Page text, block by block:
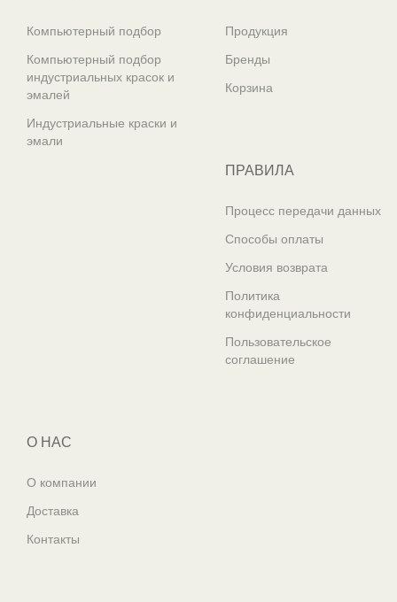
Компьютерный подбор
Компьютерный подбор
индустриальных красок и
эмалей
Индустриальные краски и
эмали
Продукция
Бренды
Корзина
ПРАВИЛА
Процесс передачи данных
Способы оплаты
Условия возврата
Политика
конфиденциальности
Пользовательское
соглашение
О НАС
О компании
Доставка
Контакты